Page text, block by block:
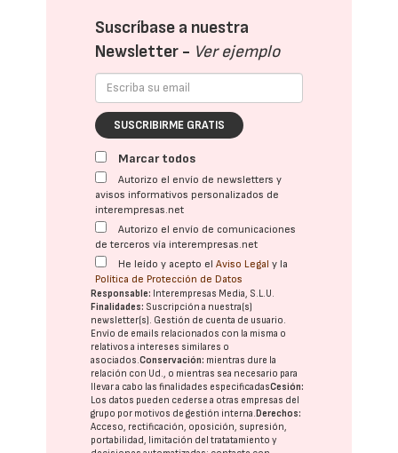
Suscríbase a nuestra
Newsletter - Ver ejemplo
SUSCRIBIRME GRATIS
Marcar todos
Autorizo el envío de newsletters y
avisos informativos personalizados de
interempresas.net
Autorizo el envío de comunicaciones
de terceros vía interempresas.net
He leído y acepto elAviso Legal y la
Política de Protección de Datos
Responsable: Interempresas Media, S.L.U.
Finalidades: Suscripción a nuestra(s)
newsletter(s). Gestión de cuenta de usuario.
Envío de emails relacionados con la misma o
relativos a intereses similares o
asociados.Conservación: mientras dure la
relación con Ud., o mientras sea necesario para
llevar a cabo las finalidades especificadasCesión:
Los datos pueden cederse a otras empresas del
grupo por motivos de gestión interna.Derechos:
Acceso, rectificación, oposición, supresión,
portabilidad, limitación del tratatamiento y